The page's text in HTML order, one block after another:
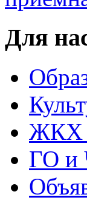
Для
ЖКХ
ГО и